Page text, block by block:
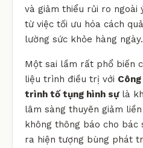
và giảm thiểu rủi ro ngoài
từ việc tối ưu hóa cách
lường sức khỏe hàng ngày.
Một sai lầm rất phổ biến
liệu trình điều trị với
trình tố tụng hình sựlà
lâm sàng thuyên giảm
không thông báo cho bác
ra hiện tượng bùng phát